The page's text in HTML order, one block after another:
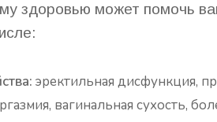
здоровью может помочь
эректильная дисфункция,
вагинальная сухость,